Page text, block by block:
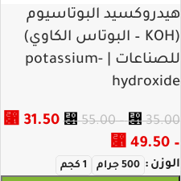
هيدروكسيد البوتاسيوم
(KOH – البوتاس الكاوي)
للصناعات | potassium-
hydroxide
⃁35.00
–
⃁55.00
⃁31.50
–
⃁49.50
الوزن 500 جرام 1 كجم